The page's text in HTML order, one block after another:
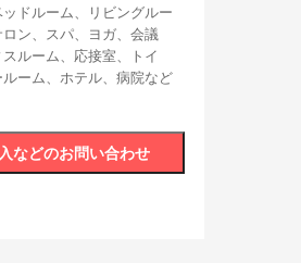
ドルーム、リビングルー
ロン、スパ、ヨガ、会議
ルーム、応接室、トイ
ルーム、ホテル、病院など